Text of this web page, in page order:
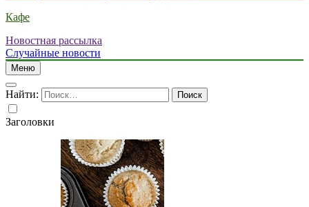
Кафе
Новостная рассылка
Случайные новости
Меню
Найти:
Заголовки